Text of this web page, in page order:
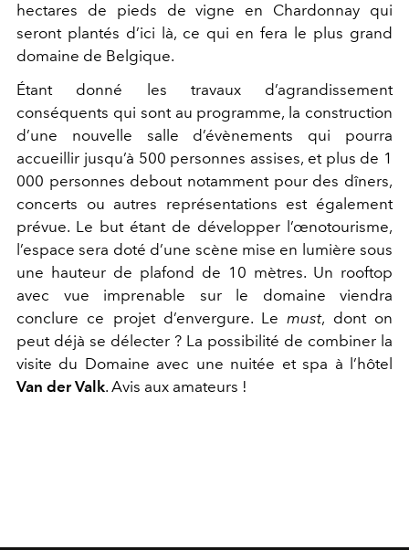
hectares de pieds de vigne en Chardonnay qui
seront plantés d’ici là, ce qui en fera le plus grand
domaine de Belgique.
Étant donné les travaux d’agrandissement
conséquents qui sont au programme, la construction
d’une nouvelle salle d’évènements qui pourra
accueillir jusqu’à 500 personnes assises, et plus de 1
000 personnes debout notamment pour des dîners,
concerts ou autres représentations est également
prévue. Le but étant de développer l’œnotourisme,
l’espace sera doté d’une scène mise en lumière sous
une hauteur de plafond de 10 mètres. Un rooftop
avec vue imprenable sur le domaine viendra
conclure ce projet d’envergure. Lemust, dont on
peut déjà se délecter ? La possibilité de combiner la
visite du Domaine avec une nuitée et spa à l’hôtel
Van der Valk. Avis aux amateurs !